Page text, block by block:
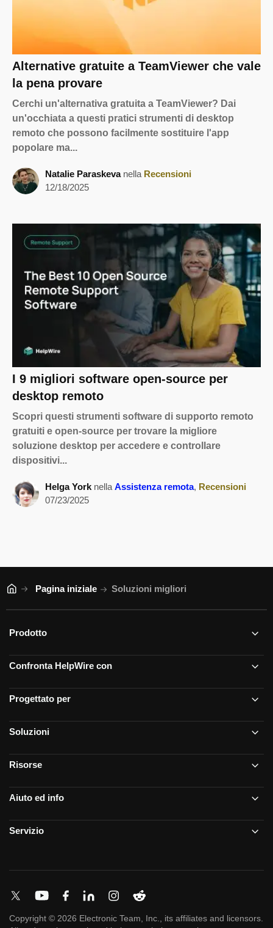
Alternative gratuite a TeamViewer che vale
la pena provare
Cerchi un'alternativa gratuita a TeamViewer? Dai
un'occhiata a questi pratici strumenti di desktop
remoto che possono facilmente sostituire l'app
popolare ma...
Natalie Paraskevanella Recensioni
12/18/2025
I 9 migliori software open-source per
desktop remoto
Scopri questi strumenti software di supporto remoto
gratuiti e open-source per trovare la migliore
soluzione desktop per accedere e controllare
dispositivi...
Helga York nella Assistenza remota, Recensioni
07/23/2025
Pagina iniziale Soluzioni migliori
Prodotto
Confronta HelpWire con
Progettato per
Soluzioni
Risorse
Aiuto ed info
Servizio
Copyright © 2026 Electronic Team, Inc., its affiliates and licensors.